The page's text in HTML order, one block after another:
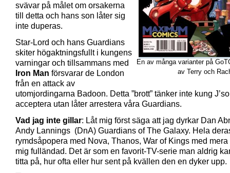
En av många varianter på
av Terry och
svävar på målet om orsakerna
till detta och hans son låter sig
inte duperas.
Star-Lord och hans Guardians
skiter högaktningsfullt i kungens
varningar och tillsammans med
Iron Man försvarar de London
från en attack av
utomjordingarna Badoon. Detta ”brott” tänker inte kung
acceptera utan låter arrestera våra Guardians.
Vad jag inte gillar: Låt mig först säga att jag dyrkar Dan
Andy Lannings (DnA) Guardians of The Galaxy. Hela
rymdsåpopera med Nova, Thanos, War of Kings med mera
mig fulländad. Det är som en favorit-TV-serie man aldrig
titta på, hur ofta eller hur sent på kvällen den en dyker upp.